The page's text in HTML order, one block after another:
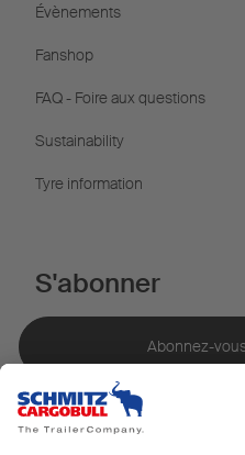
Évènements
Fanshop
FAQ - Foire aux questions
Sustainability
Tyre information
S'abonner